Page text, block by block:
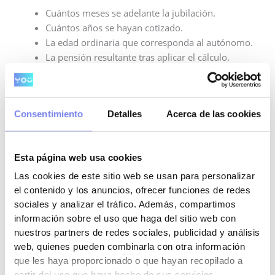
Consentimiento Detalles Acerca de las cookies
Esta página web usa cookies
Las cookies de este sitio web se usan para personalizar
el contenido y los anuncios, ofrecer funciones de redes
sociales y analizar el tráfico. Además, compartimos
información sobre el uso que haga del sitio web con
nuestros partners de redes sociales, publicidad y análisis
web, quienes pueden combinarla con otra información
que les haya proporcionado o que hayan recopilado a
Cuántos meses se adelante la jubilación.
Cuántos años se hayan cotizado.
La edad ordinaria que corresponda al autónomo.
La pensión resultante tras aplicar el cálculo.
Cuanto mayor sea el adelanto y menor sea la carrera de
cotización, mayor puede ser la reducción.
Por eso, antes de solicitar una jubilación anticipada, es
Jubilarse en cuanto sea posible.
Esperar unos meses más.
Llegar a la edad ordinaria.
Seguir cotizando durante más tiempo.
Valorar la jubilación demorada, si encaja con el
caso.